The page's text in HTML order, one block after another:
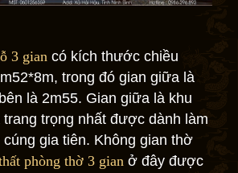
3 gian có kích thước chiều
trong đó gian giữa là
là 2m55. Gian giữa là khu
trọng nhất được dành làm
gia tiên. Không gian thờ
phòng thờ 3 gian ở đây được